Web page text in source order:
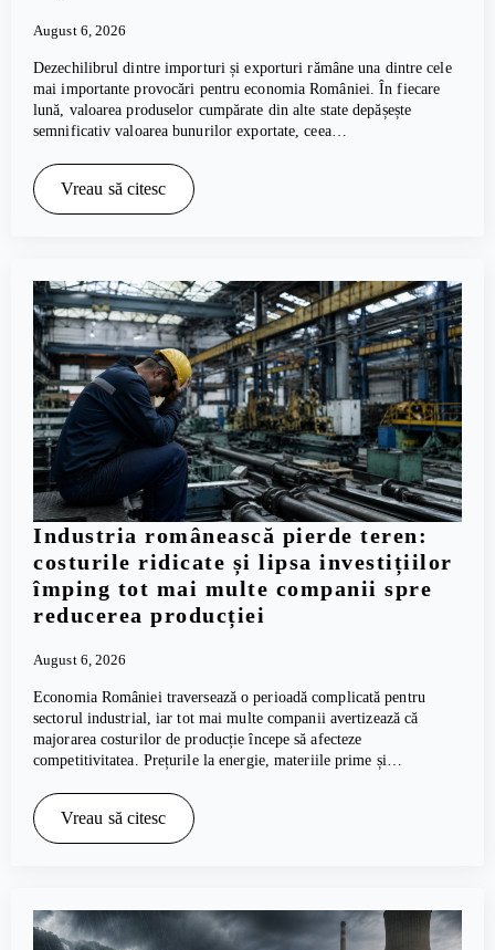
August 6, 2026
Dezechilibrul dintre importuri și exporturi rămâne una dintre cele
mai importante provocări pentru economia României. În fiecare
lună, valoarea produselor cumpărate din alte state depășește
semnificativ valoarea bunurilor exportate, ceea…
Vreau să citesc
Industria românească pierde teren:
costurile ridicate și lipsa investițiilor
împing tot mai multe companii spre
reducerea producției
August 6, 2026
Economia României traversează o perioadă complicată pentru
sectorul industrial, iar tot mai multe companii avertizează că
majorarea costurilor de producție începe să afecteze
competitivitatea. Prețurile la energie, materiile prime și…
Vreau să citesc